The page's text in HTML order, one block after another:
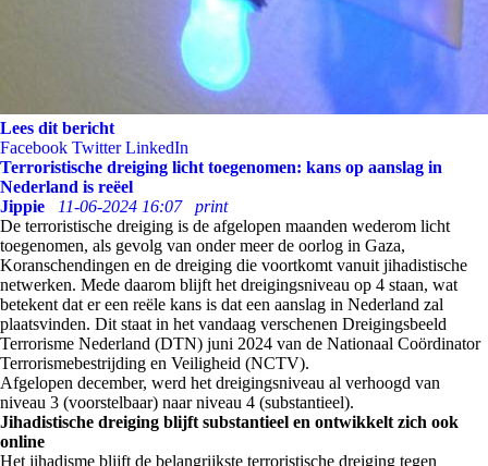
Lees dit bericht
Facebook Twitter LinkedIn
Terroristische dreiging licht toegenomen: kans op aanslag in
Nederland is reëel
Jippie
11-06-2024 16:07
print
De terroristische dreiging is de afgelopen maanden wederom licht
toegenomen, als gevolg van onder meer de oorlog in Gaza,
Koranschendingen en de dreiging die voortkomt vanuit jihadistische
netwerken. Mede daarom blijft het dreigingsniveau op 4 staan, wat
betekent dat er een reële kans is dat een aanslag in Nederland zal
plaatsvinden. Dit staat in het vandaag verschenen Dreigingsbeeld
Terrorisme Nederland (DTN) juni 2024 van de Nationaal Coördinator
Terrorismebestrijding en Veiligheid (NCTV).
Afgelopen december, werd het dreigingsniveau al verhoogd van
niveau 3 (voorstelbaar) naar niveau 4 (substantieel).
Jihadistische dreiging blijft substantieel en ontwikkelt zich ook
online
Het jihadisme blijft de belangrijkste terroristische dreiging tegen